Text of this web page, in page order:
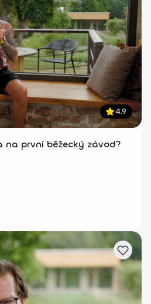
4.9
na první běžecký závod?